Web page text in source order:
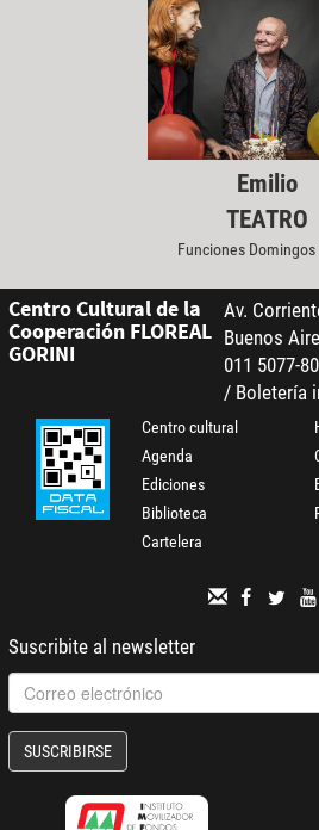
Emilio
TEATRO
Funciones Domingos
Centro Cultural de la
Cooperación FLOREAL
GORINI
Av.
Buenos
011 5077-
/ Boletería
Centro cultural
Agenda
Ediciones
Biblioteca
Cartelera
Suscribite al newsletter
SUSCRIBIRSE